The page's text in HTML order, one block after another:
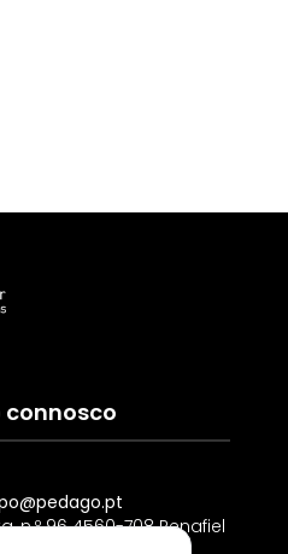
n.º 96 4560-708 Penafiel